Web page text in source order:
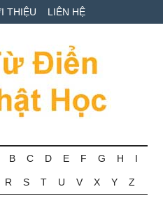
THIỆU LIÊN HỆ
B C D E F G H I
R S T U V X Y Z